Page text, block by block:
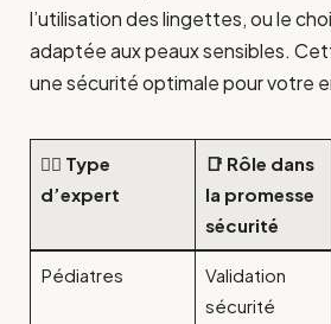
l’utilisation des lingettes, ou le
adaptée aux peaux sensibles.
une sécurité optimale pour votre
👩‍⚕️ Type
d’expert
📑 Rôle dans
la promesse
sécurité
Pédiatres
Validation
sécurité